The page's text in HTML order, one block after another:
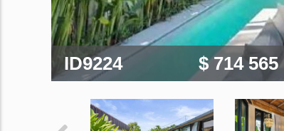
ID9224 $ 714 565